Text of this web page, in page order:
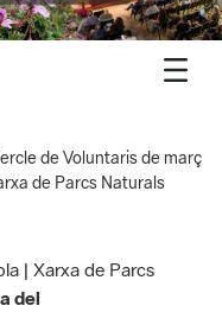
de Voluntaris de març
de Parcs Naturals
| Xarxa de Parcs
del